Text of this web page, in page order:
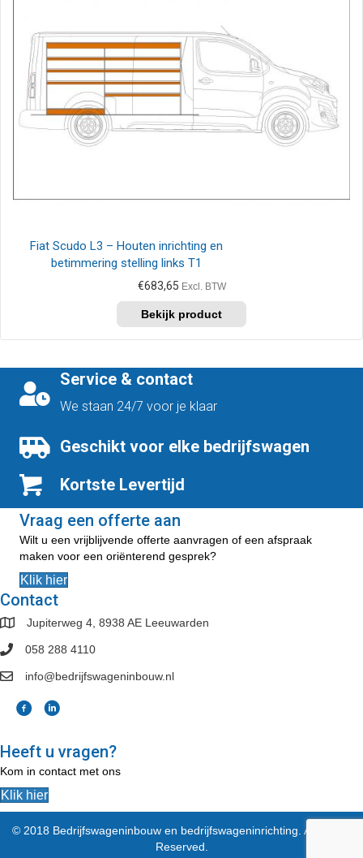
Fiat Scudo L3 – Houten inrichting en
betimmering stelling links T1
€683,65 Excl. BTW
Service & contact
We staan 24/7 voor je klaar
Geschikt voor elke bedrijfswagen
Kortste Levertijd
Vraag een offerte aan
Wilt u een vrijblijvende offerte aanvragen of een afspraak
maken voor een oriënterend gesprek?
Klik hier
Contact
Jupiterweg 4, 8938 AE Leeuwarden
058 288 4110
info@bedrijfswageninbouw.nl
Heeft u vragen?
Kom in contact met ons
Klik hier
© 2018 Bedrijfswageninbouw en bedrijfswageninrichting. All Rights
Reserved.